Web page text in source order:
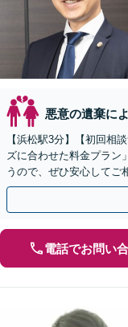
悪意の遺棄に
【浜松駅3分】【初回相
ズに合わせた料金プラン
うので、ぜひ安心してご
で、あなたの権利を守り
電話でお問い